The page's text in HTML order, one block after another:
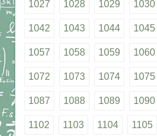
1027 1028 1029 1030
1042 1043 1044 1045
1057 1058 1059 1060
1072 1073 1074 1075
1087 1088 1089 1090
1102 1103 1104 1105